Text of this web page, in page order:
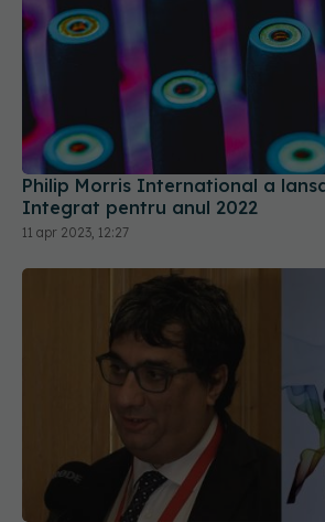
Philip Morris International a
Integrat pentru anul 2022
11 apr 2023, 12:27